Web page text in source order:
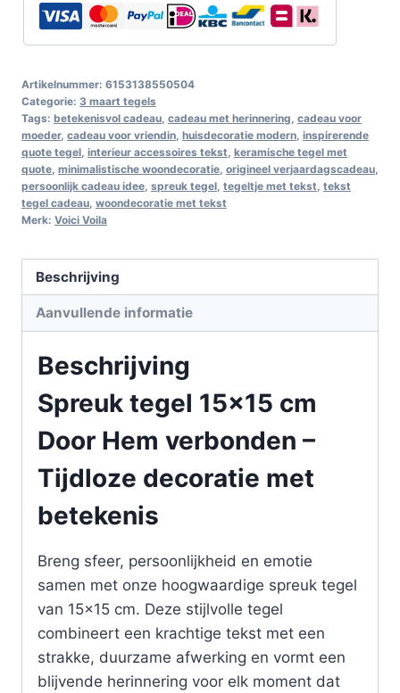
Artikelnummer: 6153138550504
Categorie: 3 maart tegels
Tags: betekenisvol cadeau cadeau met herinnering cadeau voor
moeder, cadeau voor vriendin huisdecoratie modern inspirerende
quote tegel interieur accessoires tekst keramische tegel met
quote minimalistische woondecoratie origineel verjaardagscadeau
persoonlijk cadeau idee spreuk tegel tegeltje met tekst tekst
tegel cadeau woondecoratie met tekst
Merk: Voici Voila
Beschrijving
Aanvullende informatie
Beschrijving
Spreuk tegel 15×15 cm
Door Hem verbonden –
Tijdloze decoratie met
betekenis
Breng sfeer, persoonlijkheid en emotie
samen met onze hoogwaardige spreuk tegel
van 15×15 cm. Deze stijlvolle tegel
combineert een krachtige tekst met een
strakke, duurzame afwerking en vormt een
blijvende herinnering voor elk moment dat